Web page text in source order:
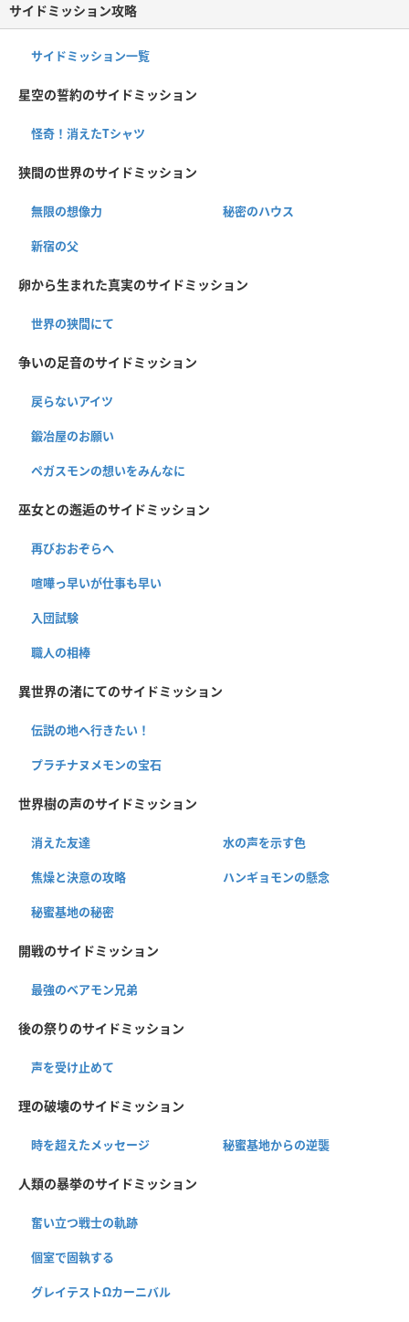
サイドミッション攻略
サイドミッション一覧
星空の誓約のサイドミッション
怪奇！消えたTシャツ
狭間の世界のサイドミッション
無限の想像力 秘密のハウス
新宿の父
卵から生まれた真実のサイドミッション
世界の狭間にて
争いの足音のサイドミッション
戻らないアイツ
鍛冶屋のお願い
ペガスモンの想いをみんなに
巫女との邂逅のサイドミッション
再びおおぞらへ
喧嘩っ早いが仕事も早い
入団試験
職人の相棒
異世界の渚にてのサイドミッション
伝説の地へ行きたい！
プラチナヌメモンの宝石
世界樹の声のサイドミッション
消えた友達 水の声を示す色
焦燥と決意の攻略 ハンギョモンの懸念
秘蜜基地の秘密
開戦のサイドミッション
最強のベアモン兄弟
後の祭りのサイドミッション
声を受け止めて
理の破壊のサイドミッション
時を超えたメッセージ 秘蜜基地からの逆襲
人類の暴挙のサイドミッション
奮い立つ戦士の軌跡
個室で固執する
グレイテストΩカーニバル